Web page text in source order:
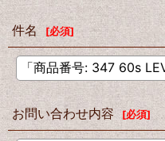
件名 [必須]
お問い合わせ内容 [必須]